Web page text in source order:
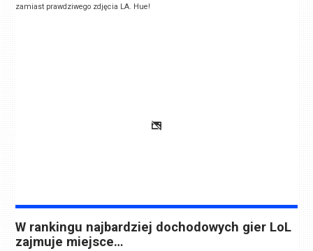
zamiast prawdziwego zdjęcia LA. Hue!
W rankingu najbardziej dochodowych gier LoL
zajmuje miejsce…